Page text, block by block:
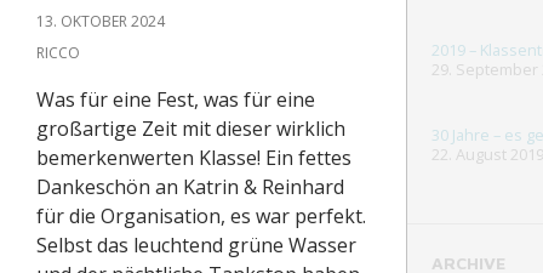
13. OKTOBER 2024
RICCO
Was für eine Fest, was für eine
großartige Zeit mit dieser wirklich
bemerkenwerten Klasse! Ein fettes
Dankeschön an Katrin & Reinhard
für die Organisation, es war perfekt.
Selbst das leuchtend grüne Wasser
2019 –
29. September
30 Jahre – es
22. August 2019
ARCHIVE